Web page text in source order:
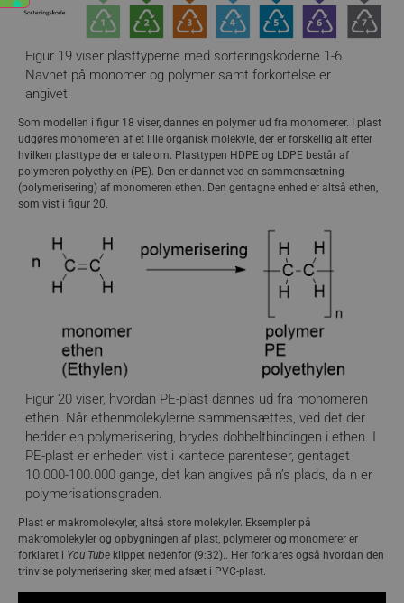
Figur 14. Illustration af processen fra råolie til
plast. Til sidst tilsættes plasten additiver som fx
Sådan kommer vi fra råolie og naturgas til de plasttyper, vi
anvender i alt fra emballage og tøj til byggematerialer.
Figur 19 viser plasttyperne med sorteringskoderne 1-6.
Navnet på monomer og polymer samt forkortelse er
angivet.
Som modellen i figur 18 viser, dannes en polymer ud fra monomerer. I plast
udgøres monomeren af et lille organisk molekyle, der er forskellig alt efter
hvilken plasttype der er tale om. Plasttypen HDPE og LDPE består af
polymeren polyethylen (PE). Den er dannet ved en sammensætning
(polymerisering) af monomeren ethen. Den gentagne enhed er altså ethen,
som vist i figur 20.
Figur 20 viser, hvordan PE-plast dannes ud fra monomeren
ethen. Når ethenmolekylerne sammensættes, ved det der
hedder en polymerisering, brydes dobbeltbindingen i ethen. I
PE-plast er enheden vist i kantede parenteser, gentaget
10.000-100.000 gange, det kan angives på n’s plads, da n er
polymerisationsgraden.
Plast er makromolekyler, altså store molekyler. Eksempler på
makromolekyler og opbygningen af plast, polymerer og monomerer er
forklaret i You Tube klippet nedenfor (9:32).. Her forklares også hvordan den
trinvise polymerisering sker, med afsæt i PVC-plast.